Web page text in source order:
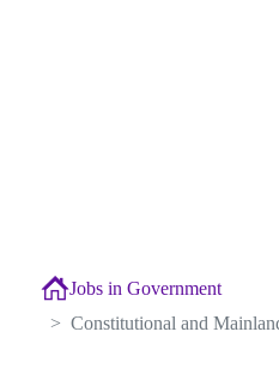
Jobs in Government
Constitutional and